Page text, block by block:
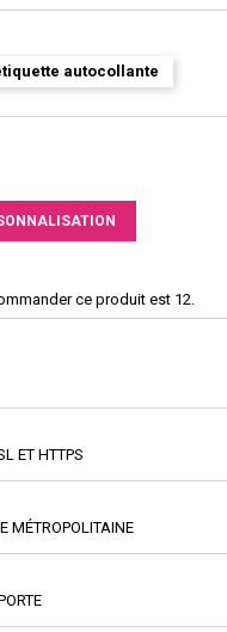
autocollante
ce produit est 12.
ET HTTPS
MÉTROPOLITAINE